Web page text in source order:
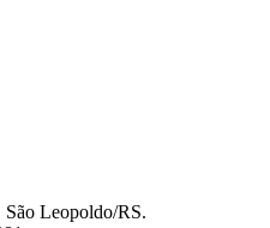
São Leopoldo/RS.